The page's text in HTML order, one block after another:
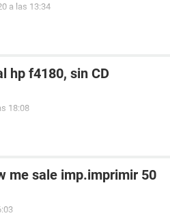
a las 13:34
hp f4180, sin CD
18:08
me sale imp.imprimir 50